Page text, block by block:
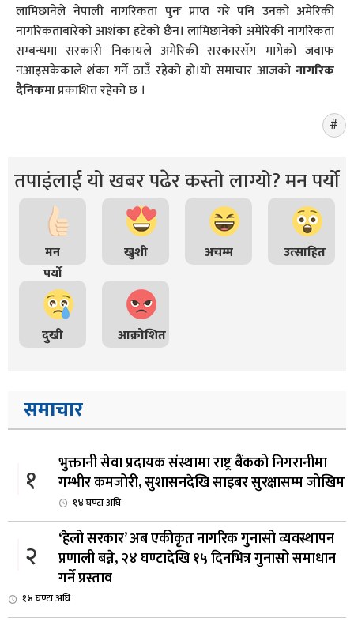
लामिछानेले नेपाली नागरिकता पुनः प्राप्त गरे पनि उनको अमेरिकी
नागरिकताबारेको आशंका हटेको छैन। लामिछानेको अमेरिकी नागरिकता
सम्बन्धमा सरकारी निकायले अमेरिकी सरकारसँग मागेको जवाफ
नआइसकेकाले शंका गर्ने ठाउँ रहेको हो।यो समाचार आजकोनागरिक
दैनिकमा प्रकाशित रहेको छ ।
तपाइंलाई यो खबर पढेर कस्तो लाग्यो? मन पर्यो
मन
पर्यो
खुशी अचम्म उत्साहित
दुखी आक्रोशित
समाचार
१
भुक्तानी सेवा प्रदायक संस्थामा राष्ट्र बैंकको निगरानीमा
गम्भीर कमजोरी, सुशासनदेखि साइबर सुरक्षासम्म जोखिम
१४ घण्टा अघि
२
‘हेलो सरकार’ अब एकीकृत नागरिक गुनासो व्यवस्थापन
प्रणाली बन्ने, २४ घण्टादेखि १५ दिनभित्र गुनासो समाधान
गर्ने प्रस्ताव
१४ घण्टा अघि